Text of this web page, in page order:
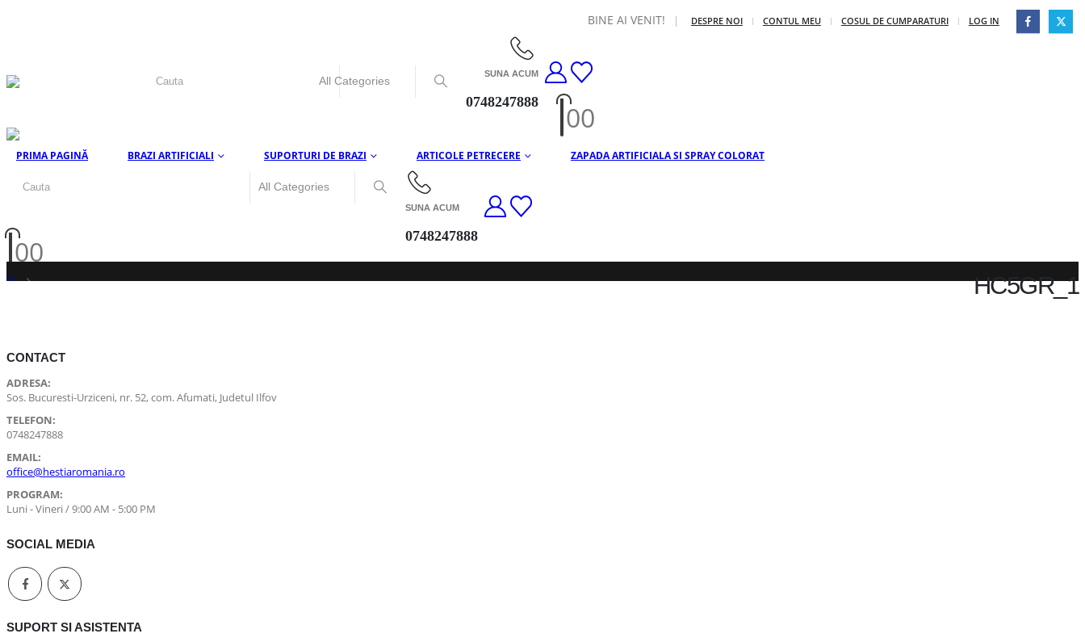
BINE AI VENIT! | DESPRE NOI CONTUL MEU COSUL DE CUMPARATURI LOG IN
SUNA ACUM
0748247888 00
PRIMA PAGINĂ BRAZI ARTIFICIALI SUPORTURI DE BRAZI ARTICOLE PETRECERE ZAPADA ARTIFICIALA SI SPRAY COLORAT
SUNA ACUM
0748247888
00
HC5GR_1
CONTACT
ADRESA:
Sos. Bucuresti-Urziceni, nr. 52, com. Afumati, Judetul Ilfov
TELEFON:
0748247888
EMAIL:
office@hestiaromania.ro
PROGRAM:
Luni - Vineri / 9:00 AM - 5:00 PM
SOCIAL MEDIA
SUPORT SI ASISTENTA